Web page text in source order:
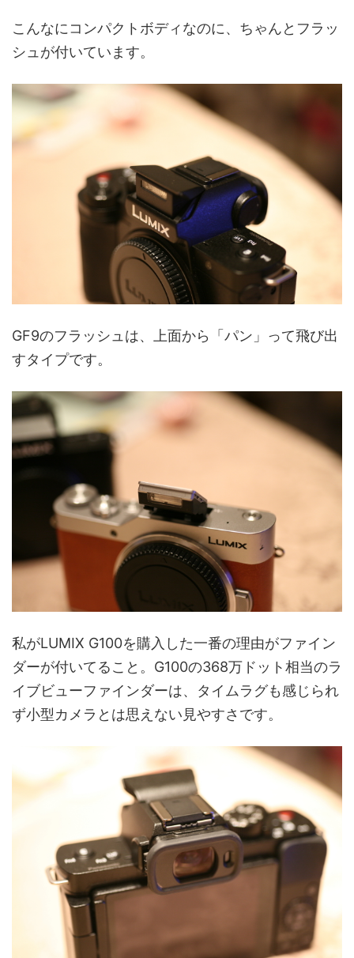
こんなにコンパクトボディなのに、ちゃんとフラッ
シュが付いています。
GF9のフラッシュは、上面から「パン」って飛び出
すタイプです。
私がLUMIX G100を購入した一番の理由がファイン
ダーが付いてること。G100の368万ドット相当のラ
イブビューファインダーは、タイムラグも感じられ
ず小型カメラとは思えない見やすさです。